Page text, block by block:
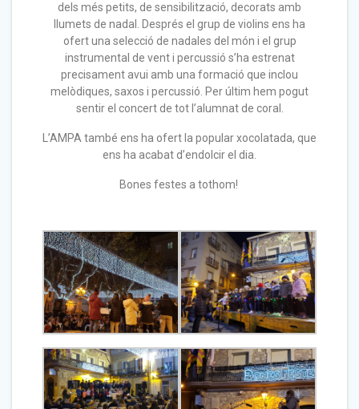
dels més petits, de sensibilització, decorats amb
llumets de nadal. Després el grup de violins ens ha
ofert una selecció de nadales del món i el grup
instrumental de vent i percussió s’ha estrenat
precisament avui amb una formació que inclou
melòdiques, saxos i percussió. Per últim hem pogut
sentir el concert de tot l’alumnat de coral.
L’AMPA també ens ha ofert la popular xocolatada, que
ens ha acabat d’endolcir el dia.
Bones festes a tothom!